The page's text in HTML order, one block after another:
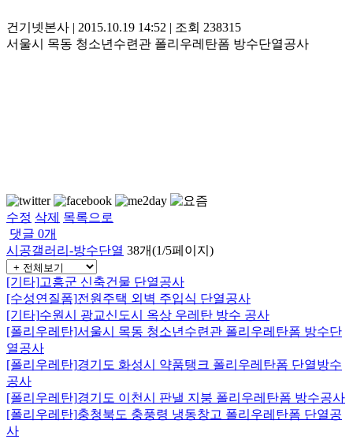
건기넷본사 | 2015.10.19 14:52 | 조회 238315
서울시 목동 청소년수련관 폴리우레탄폼 방수단열공사
수정 삭제 목록으로
댓글 0개
시공갤러리-방수단열 38개(1/5페이지)
[기타]고흥군 신축건물 단열공사
[수성연질폼]전원주택 외벽 주입식 단열공사
[기타]수원시 광교신도시 옥상 우레탄 방수 공사
[폴리우레탄]서울시 목동 청소년수련관 폴리우레탄폼 방수단
열공사
[폴리우레탄]경기도 화성시 약품탱크 폴리우레탄폼 단열방수
공사
[폴리우레탄]경기도 이천시 판낼 지붕 폴리우레탄폼 방수공사
[폴리우레탄]충청북도 충풍령 냉동창고 폴리우레탄폼 단열공
사